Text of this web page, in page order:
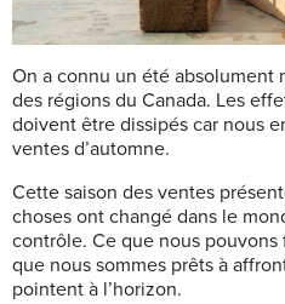
On a connu un été absolument
des régions du Canada. Les
doivent être dissipés car nous
ventes d’automne.
Cette saison des ventes
choses ont changé dans le
contrôle. Ce que nous pouvons
que nous sommes prêts à
pointent à l’horizon.